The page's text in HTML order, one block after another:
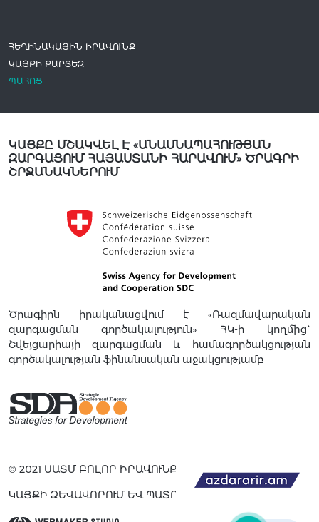
ՀԵՂԻՆԱԿԱՅԻՆ ԻՐԱՎՈՒՆՔ
ԿԱՅՔԻ ՔԱՐՏԵԶ
ՊԱՀՈՑ
ԿԱՅՔԸ ՄՇԱԿՎԵԼ Է «ԱՆԱՍՆԱՊԱՀՈՒԹՅԱՆ
ԶԱՐԳԱՑՈՒՄ ՀԱՅԱՍՏԱՆԻ ՀԱՐԱՎՈՒՄ» ԾՐԱԳՐԻ
ՇՐՋԱՆԱԿՆԵՐՈՒՄ
Ծրագիրն իրականացվում է «Ռազմավարական
զարգացման գործակալություն» ՀԿ-ի կողմից`
Շվեյցարիայի զարգացման և համագործակցության
գործակալության ֆինանսական աջակցությամբ
© 2021 ՍԱՏՄ ԲՈԼՈՐ ԻՐԱՎՈՒՆՔՆԵՐԸ ՊԱՇՏՊԱՆՎԱԾ ԵՆ
ԿԱՅՔԻ ՁԵՎԱՎՈՐՈՒՄ ԵՎ ՊԱՏՐԱՍՏՈՒՄ